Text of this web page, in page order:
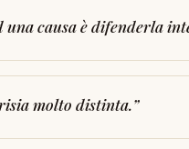
causa è difenderla
molto distinta.”